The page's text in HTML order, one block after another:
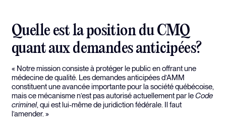
Quelle est la position du CMQ
quant aux demandes anticipées?
« Notre mission consiste à protéger le public en offrant une
médecine de qualité. Les demandes anticipées d’AMM
constituent une avancée importante pour la société québécoise,
mais ce mécanisme n’est pas autorisé actuellement par leCode
criminel, qui est lui-même de juridiction fédérale. Il faut
l’amender. »